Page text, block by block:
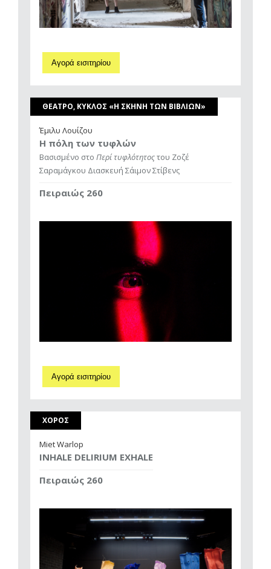
Αγορά εισιτηρίου
ΘΕΑΤΡΟ, ΚΥΚΛΟΣ «Η ΣΚΗΝΗ ΤΩΝ ΒΙΒΛΙΩΝ»
Έμιλυ Λουίζου
Η πόλη των τυφλών
Βασισμένο στο Περί τυφλότητοςτου Ζοζέ
Σαραμάγκου Διασκευή Σάιμον Στίβενς
Πειραιώς 260
Αγορά εισιτηρίου
ΧΟΡΟΣ
Miet Warlop
INHALE DELIRIUM EXHALE
Πειραιώς 260